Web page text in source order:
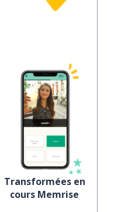
Transformées en
cours Memrise